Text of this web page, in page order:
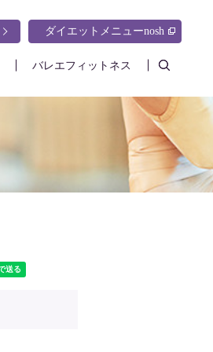
バレエフィットネス search
ダイエットメニューnosh